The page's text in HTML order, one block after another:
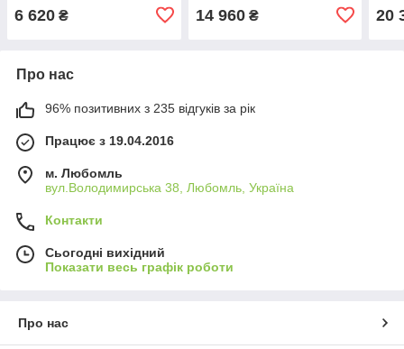
6 620 ₴ 14 960₴ 20
Про нас
96% позитивних з 235 відгуків за рік
Працює з 19.04.2016
м. Любомль
вул.Володимирська 38, Любомль, Україна
Контакти
Сьогодні вихідний
Показати весь графік роботи
Про нас